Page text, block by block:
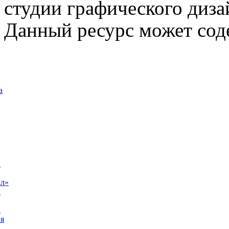
студии графического
Данный ресурс может